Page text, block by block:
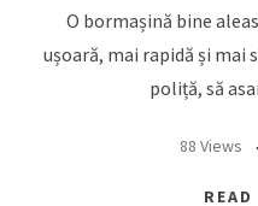
O bormașină bine
ușoară, mai rapidă și mai
poliță, să
88 Views
READ